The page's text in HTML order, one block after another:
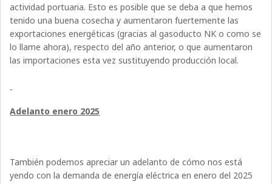
actividad portuaria. Esto es posible que se deba a que hemos
tenido una buena cosecha y aumentaron fuertemente las
exportaciones energéticas (gracias al gasoducto NK o como se
lo llame ahora), respecto del año anterior, o que aumentaron
las importaciones esta vez sustituyendo producción local.
Adelanto enero 2025
También podemos apreciar un adelanto de cómo nos está
yendo con la demanda de energía eléctrica en enero del 2025